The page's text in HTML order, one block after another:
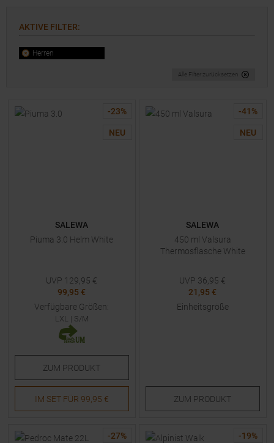
AKTIVE FILTER:
Herren
Alle Filter zurücksetzen
-23%
NEU
SALEWA
Piuma 3.0 Helm White
UVP 129,95 €
99,95 €
Verfügbare Größen:
LXL | S/M
ZUM PRODUKT
IM SET FÜR 99,95 €
-41 %
NEU
SALEWA
450 ml Valsura
Thermosflasche White
UVP 36,95 €
21,95 €
Einheitsgröße
ZUM PRODUKT
-27% -19%